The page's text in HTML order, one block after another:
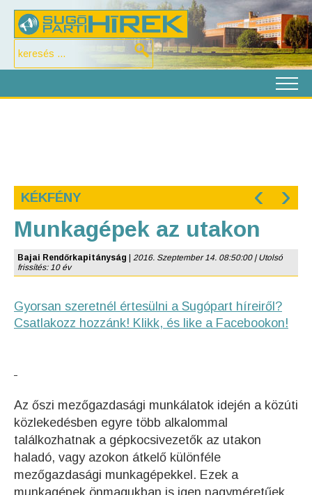
KÉKFÉNY ‹ ›
Munkagépek az utakon
Bajai Rendőrkapitányság
2016. Szeptember 14. 08:50:00 | Utolsó
frissítés: 10 év
Gyorsan szeretnél értesülni a Sugópart híreiről?
Csatlakozz hozzánk! Klikk, és like a Facebookon!
Az őszi mezőgazdasági munkálatok idején a közúti
közlekedésben egyre több alkalommal
találkozhatnak a gépkocsivezetők az utakon
haladó, vagy azokon átkelő különféle
mezőgazdasági munkagépekkel. Ezek a
munkagépek önmagukban is igen nagyméretűek,